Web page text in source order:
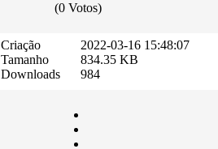
(0 Votos)
Criação
Tamanho
Downloads
2022-03-16 15:48:07
834.35 KB
984